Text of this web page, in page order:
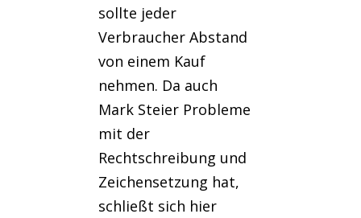
sollte jeder
Verbraucher Abstand
von einem Kauf
nehmen. Da auch
Mark Steier Probleme
mit der
Rechtschreibung und
Zeichensetzung hat,
schließt sich hier